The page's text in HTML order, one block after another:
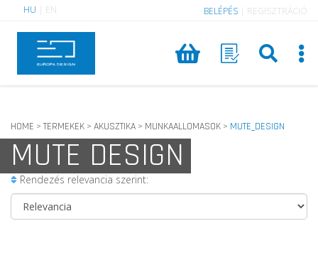
HU EN BELÉPÉS REGISZTRÁCIÓ
HOME > TERMEKEK > AKUSZTIKA > MUNKAALLOMASOK > MUTE_DESIGN
MUTE DESIGN
Rendezés relevancia szerint: